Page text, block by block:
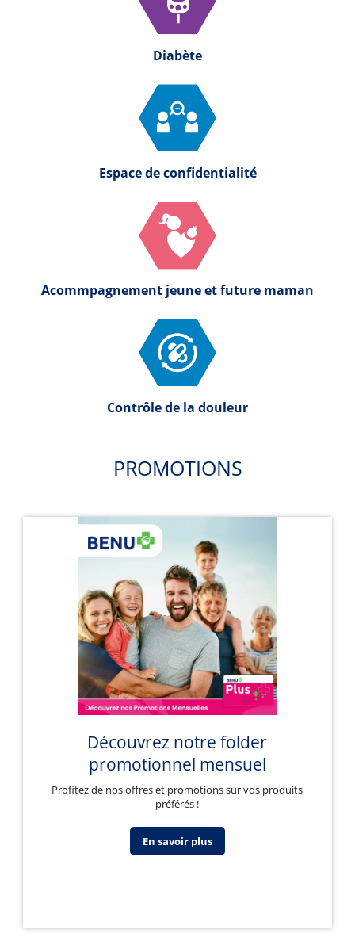
Diabète
Espace de confidentialité
Acommpagnement jeune et future maman
Contrôle de la douleur
PROMOTIONS
Découvrez notre folder
promotionnel mensuel
Profitez de nos offres et promotions sur vos produits
préférés !
En savoir plus